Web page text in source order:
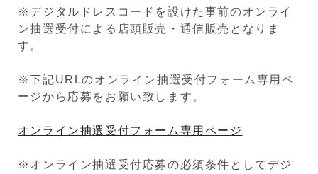
※デジタルドレスコードを設けた事前のオンライ
ン抽選受付による店頭販売・通信販売となりま
す。
※下記URLのオンライン抽選受付フォーム専用ペ
ージから応募をお願い致します。
オンライン抽選受付フォーム専用ページ
※オンライン抽選受付応募の必須条件としてデジ